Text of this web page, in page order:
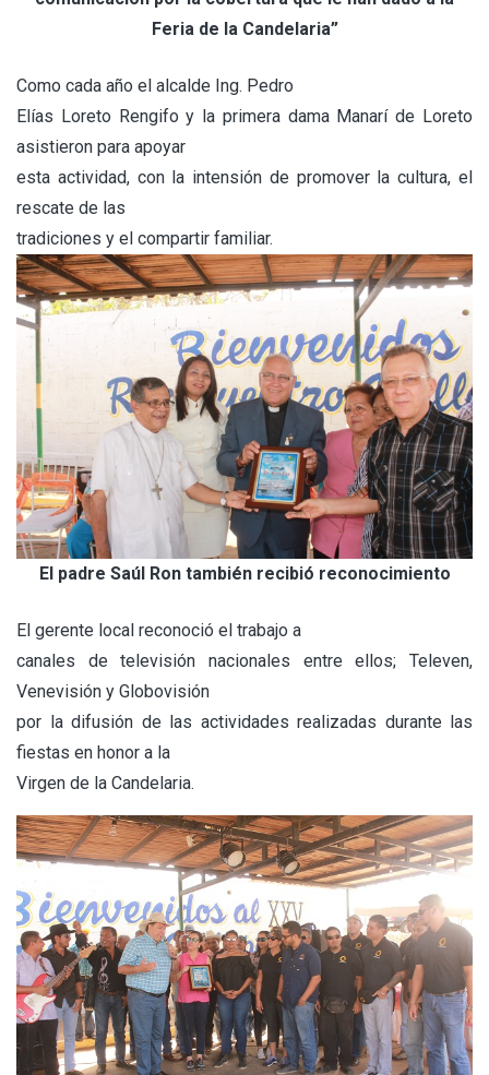
Feria de la Candelaria”
Como cada año el alcalde Ing. Pedro
Elías Loreto Rengifo y la primera dama Manarí de Loreto
asistieron para apoyar
esta actividad, con la intensión de promover la cultura, el
rescate de las
tradiciones y el compartir familiar.
El padre Saúl Ron también recibió reconocimiento
El gerente local reconoció el trabajo a
canales de televisión nacionales entre ellos; Televen,
Venevisión y Globovisión
por la difusión de las actividades realizadas durante las
fiestas en honor a la
Virgen de la Candelaria.